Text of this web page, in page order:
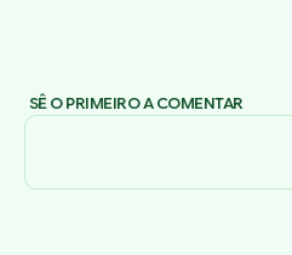
SÊ O PRIMEIRO A COMENTAR